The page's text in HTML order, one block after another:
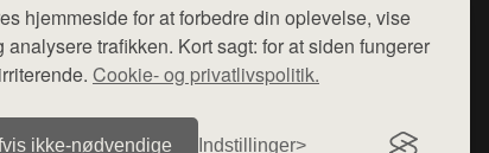
hjemmeside for at forbedre din oplevelse, vise
trafikken. Kort sagt: for at siden fungerer
Cookie- og privatlivspolitik.
ikke‑nødvendige Indstillinger
ikke varer fra denne side - vi henviser til de shops,